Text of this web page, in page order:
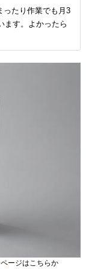
ったり作業でも月3
ます。よかったら
ージはこちらか